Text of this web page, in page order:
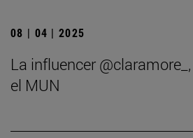
08 | 04 | 2025
La influencer
el MUN